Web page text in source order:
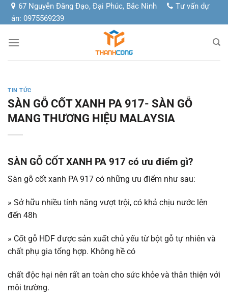
Chuyển
đến
dung
67 Nguyễn Đăng Đạo, Đại Phúc, Bắc Ninh
Tư vấn dự
án: 0975569239
TIN TỨC
SÀN GỖ CỐT XANH PA 917- SÀN GỖ
MANG THƯƠNG HIỆU MALAYSIA
SÀN GỖ CỐT XANH PA 917 có ưu điểm gì?
Sàn gỗ cốt xanh PA 917 có những ưu điểm như sau:
» Sở hữu nhiều tính năng vượt trội, có khả chịu nước lên
đến 48h
» Cốt gỗ HDF được sản xuất chủ yếu từ bột gỗ tự nhiên và
chất phụ gia tổng hợp. Không hề có
chất độc hại nên rất an toàn cho sức khỏe và thân thiện với
môi trường.